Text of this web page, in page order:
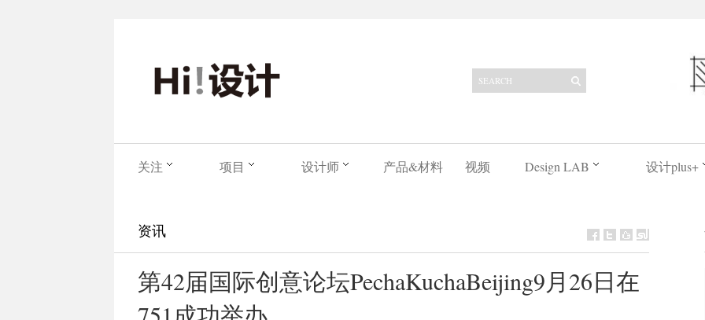
关注 项目 设计师 产品&材料 视频 Design LAB 设计plus+
资讯
第42届国际创意论坛PechaKuchaBeijing9月26日在